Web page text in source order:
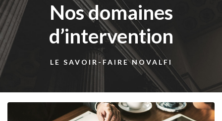
Nos domaines
d’intervention
LE SAVOIR-FAIRE NOVALFI